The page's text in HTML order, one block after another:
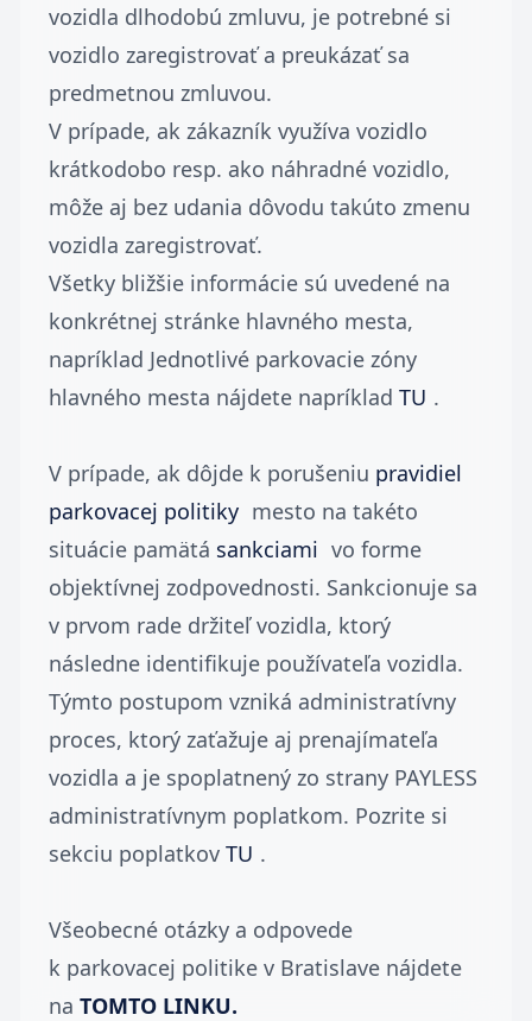
vozidla dlhodobú zmluvu, je potrebné si
vozidlo zaregistrovať a preukázať sa
predmetnou zmluvou.
V prípade, ak zákazník využíva vozidlo
krátkodobo resp. ako náhradné vozidlo,
môže aj bez udania dôvodu takúto zmenu
vozidla zaregistrovať.
Všetky bližšie informácie sú uvedené na
konkrétnej stránke hlavného mesta,
napríklad Jednotlivé parkovacie zóny
hlavného mesta nájdete napríklad TU .
V prípade, ak dôjde k porušeniu pravidiel
parkovacej politiky mesto na takéto
situácie pamätá sankciami vo forme
objektívnej zodpovednosti. Sankcionuje sa
v prvom rade držiteľ vozidla, ktorý
následne identifikuje používateľa vozidla.
Týmto postupom vzniká administratívny
proces, ktorý zaťažuje aj prenajímateľa
vozidla a je spoplatnený zo strany PAYLESS
administratívnym poplatkom. Pozrite si
sekciu poplatkov TU .
Všeobecné otázky a odpovede
k parkovacej politike v Bratislave nájdete
na TOMTO LINKU.